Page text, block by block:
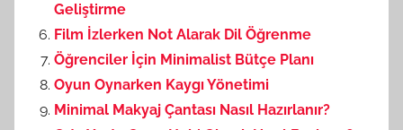
Geliştirme
Film İzlerken Not Alarak Dil Öğrenme
Öğrenciler İçin Minimalist Bütçe Planı
Oyun Oynarken Kaygı Yönetimi
Minimal Makyaj Çantası Nasıl Hazırlanır?